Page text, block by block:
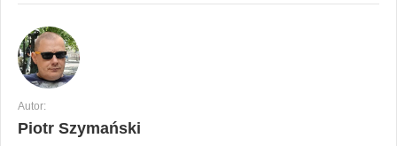
Autor:
Piotr Szymański